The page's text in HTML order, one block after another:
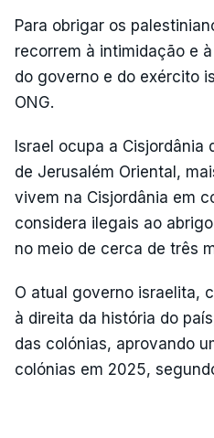
Para obrigar os
recorrem à intimidação e
do governo e do exército
ONG.
Israel ocupa a Cisjordânia
de Jerusalém Oriental,
vivem na Cisjordânia em
considera ilegais ao
no meio de cerca de três
O atual governo israelita,
à direita da história do
das colónias, aprovando
colónias em 2025,